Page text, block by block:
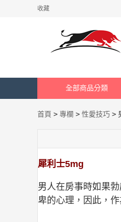
收藏
全部商品分類
首頁 > 專欄 > 性愛技巧 >
犀利士5mg
男人在房事時如果
卑的心理，因此，